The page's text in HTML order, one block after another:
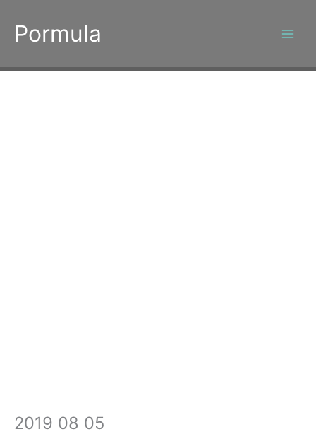
건
Pormula
2019 08 05